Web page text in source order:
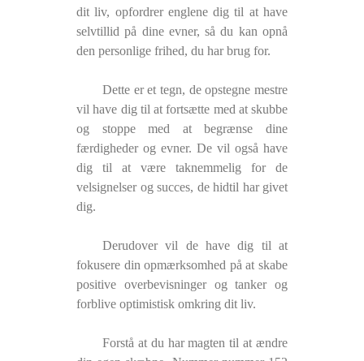
dit liv, opfordrer englene dig til at have
selvtillid på dine evner, så du kan opnå
den personlige frihed, du har brug for.
Dette er et tegn, de opstegne mestre
vil have dig til at fortsætte med at skubbe
og stoppe med at begrænse dine
færdigheder og evner. De vil også have
dig til at være taknemmelig for de
velsignelser og succes, de hidtil har givet
dig.
Derudover vil de have dig til at
fokusere din opmærksomhed på at skabe
positive overbevisninger og tanker og
forblive optimistisk omkring dit liv.
Forstå at du har magten til at ændre